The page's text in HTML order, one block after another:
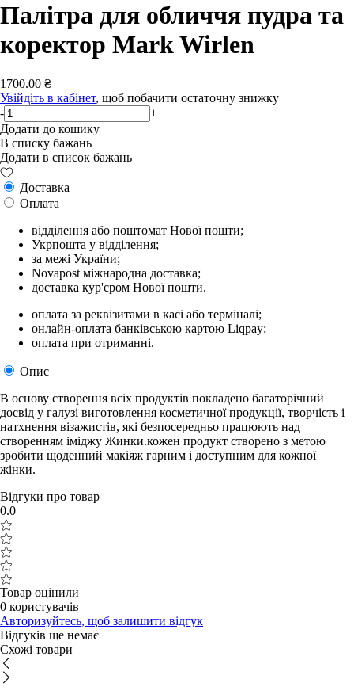
Палітра для обличчя пудра та
коректор Mark Wirlen
1700.00 ₴
Увійдіть в кабінет, щоб побачити остаточну знижку
-
+
Додати до кошику
В списку бажань
Додати в список бажань
Доставка
Оплата
відділення або поштомат Нової пошти;
Укрпошта у відділення;
за межі України;
Novapost міжнародна доставка;
доставка кур'єром Нової пошти.
оплата за реквізитами в касі або терміналі;
онлайн-оплата банківською картою Liqpay;
оплата при отриманні.
Опис
В основу створення всіх продуктів покладено багаторічний
досвід у галузі виготовлення косметичної продукції, творчість і
натхнення візажистів, які безпосередньо працюють над
створенням іміджу Жинки.кожен продукт створено з метою
зробити щоденний макіяж гарним і доступним для кожної
жінки.
Відгуки про товар
0.0
Товар оцінили
0 користувачів
Авторизуйтесь, щоб залишити відгук
Відгуків ще немає
Схожі товари